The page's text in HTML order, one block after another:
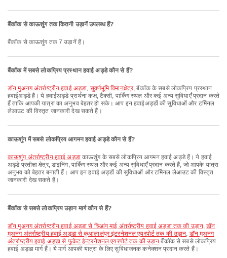
बैंकॉक से काऊशुंग तक कितनी उड़ानें उपलब्ध हैं?
बैंकॉक से काऊशुंग तक 7 उड़ानें हैं।
बैंकॉक में सबसे लोकप्रिय प्रस्थान हवाई अड्डे कौन से हैं?
डॉन मुअनग अंतर्राष्ट्रीय हवाई अड्डा, सुवर्णभूमि विमानक्षेत्र, बैंकॉक के सबसे लोकप्रिय प्रस्थान
हवाईअड्डे हैं। ये हवाईअड्डे प्रार्थना कक्ष, टैक्सी, पार्किंग स्थल और कई अन्य सुविधाएँ प्रदान करते
हैं ताकि आपकी यात्रा का अनुभव बेहतर हो सके। आप इन हवाईअड्डों की सुविधाओं और टर्मिनल
लेआउट की विस्तृत जानकारी देख सकते हैं।
काऊशुंग में सबसे लोकप्रिय आगमन हवाई अड्डे कौन से हैं?
काऊशुंग अंतर्राष्ट्रीय हवाई अड्डाकाऊशुंग के सबसे लोकप्रिय आगमन हवाई अड्डे हैं। ये हवाई
अड्डे प्रतीक्षा क्षेत्र, डाइनिंग, पार्किंग स्थल और कई अन्य सुविधाएँ प्रदान करते हैं, जो आपके यात्रा
अनुभव को बेहतर बनाती हैं। आप इन हवाई अड्डों की सुविधाओं और टर्मिनल लेआउट की विस्तृत
जानकारी देख सकते हैं।
बैंकॉक से सबसे लोकप्रिय उड़ान मार्ग कौन से हैं?
डॉन मुअनग अंतर्राष्ट्रीय हवाई अड्डा से चिआंग माई अंतर्राष्ट्रीय हवाई अड्डा तक की उड़ान,डॉन
मुअनग अंतर्राष्ट्रीय हवाई अड्डा से कुआलालंपुर इंटरनेशनल एयरपोर्ट तक की उड़ान, डॉन मुअनग
अंतर्राष्ट्रीय हवाई अड्डा से फुकेट ईन्टरनेशनल एयरपोर्ट तक की उड़ान बैंकॉक से सबसे लोकप्रिय
हवाई अड्डा मार्ग हैं। ये मार्ग आपकी यात्रा के लिए सुविधाजनक कनेक्शन प्रदान करते हैं।